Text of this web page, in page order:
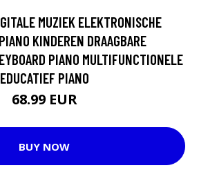
MUZIEK ELEKTRONISCHE
KINDEREN DRAAGBARE
PIANO MULTIFUNCTIONELE
EDUCATIEF PIANO
68.99 EUR
BUY NOW